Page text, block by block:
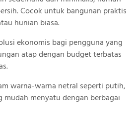
Cocok untuk bangunan praktis
hunian biasa.
ekonomis bagi pengguna yang
atap dengan budget terbatas
warna-warna netral seperti putih,
mudah menyatu dengan berbagai